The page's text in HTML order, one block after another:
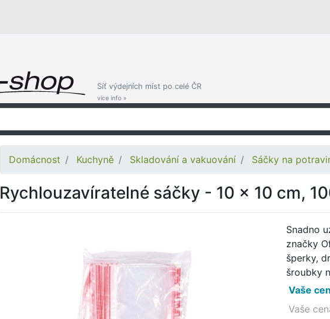
Síť výdejních míst po celé ČR
více info »
Domácnost Kuchyně Skladování a vakuování Sáčky na
Rychlouzavíratelné sáčky - 10 x 10 cm,
Snadno
značky
šperky,
šroubky
Vaše
Vaše